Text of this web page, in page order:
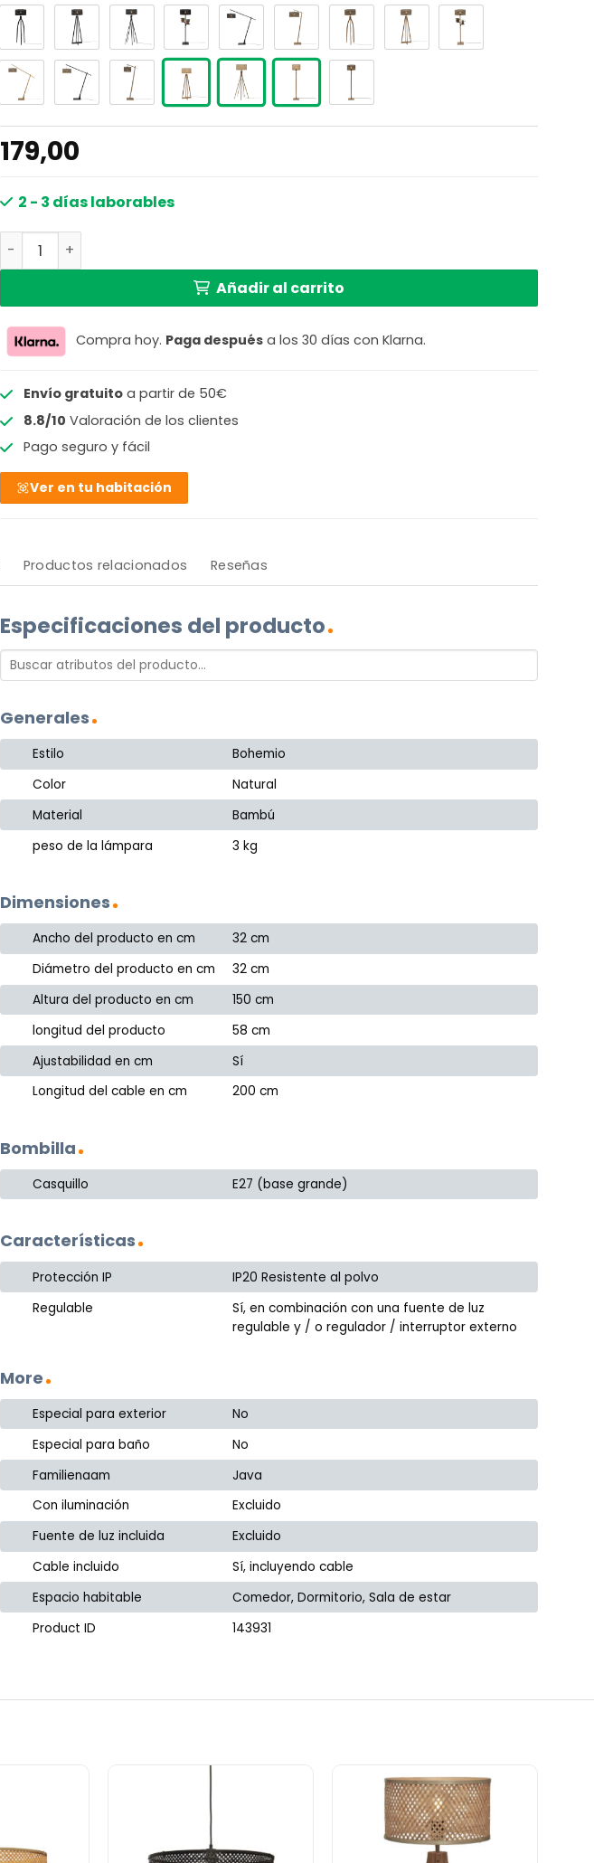
179,00
2 - 3 días laborables
Lámpara de pie bohemia de bambú natural GOOD & MOJO Java cantidad
Añadir al carrito
Compra hoy. Paga después a los 30 días con Klarna.
Envío gratuitoa partir de 50€
8.8/10 Valoración de los clientes
Pago seguro y fácil
Ver en tu habitación
Productos relacionados Reseñas
Especificaciones del producto
Generales
Estilo
Bohemio
Color
Natural
Material
Bambú
peso de la lámpara
3 kg
Dimensiones
Ancho del producto en cm
32 cm
Diámetro del producto en cm
32 cm
Altura del producto en cm
150 cm
longitud del producto
58 cm
Ajustabilidad en cm
Sí
Longitud del cable en cm
200 cm
Bombilla
Casquillo E27 (base grande)
Características
Protección IP
IP20 Resistente al polvo
Regulable
Sí, en combinación con una fuente de luz
regulable y / o regulador / interruptor externo
More
Especial para exterior
No
Especial para baño
No
Familienaam
Java
Con iluminación
Excluido
Fuente de luz incluida
Excluido
Cable incluido
Sí, incluyendo cable
Espacio habitable
Comedor, Dormitorio, Sala de estar
Product ID
143931